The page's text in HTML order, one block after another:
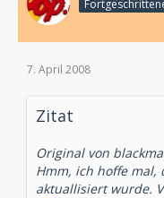
7. April 2008
Zitat
Original von
Hmm, ich hoffe mal,
aktuallisiert wurde.